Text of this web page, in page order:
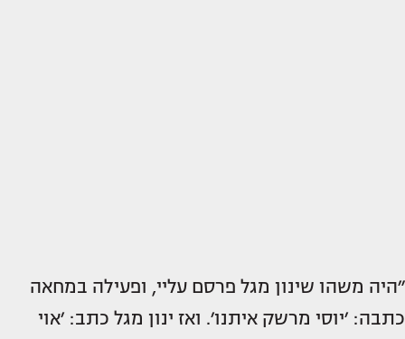
״היה משהו שינון מגל פרסם עליי, ופעילה במחאה
כתבה: ׳יוסי מרשק איתנו׳. ואז ינון מגל כתב: ׳אוי